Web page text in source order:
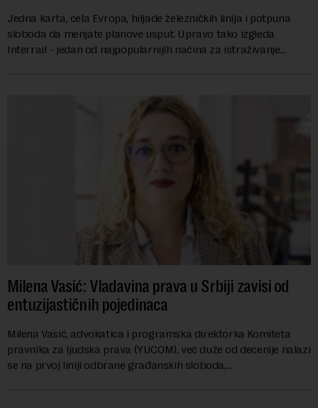
Jedna karta, cela Evropa, hiljade železničkih linija i potpuna
sloboda da menjate planove usput. Upravo tako izgleda
Interrail - jedan od najpopularnijih načina za istraživanje
Milena Vasić: Vladavina prava u Srbiji zavisi od
entuzijastičnih pojedinaca
Milena Vasić, advokatica i programska direktorka Komiteta
pravnika za ljudska prava (YUCOM), već duže od decenije nalazi
se na prvoj liniji odbrane građanskih sloboda,